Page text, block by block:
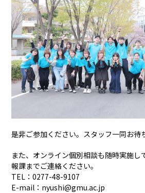
是非ご参加ください。スタッフ一同お待
また、オンライン個別相談も随時実施し
報課までご連絡ください。
TEL：0277-48-9107
E-mail： nyushi@gmu.ac.jp